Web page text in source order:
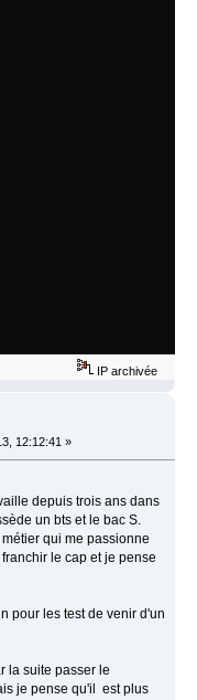
IP archivée
12:12:41 »
depuis trois ans dans
un bts et le bac S.
qui me passionne
le cap et je pense
pour les test de venir d'un
la suite passer le
je pense qu'il est plus